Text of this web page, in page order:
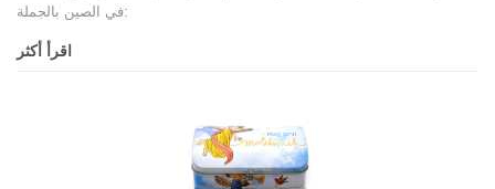
في الصين بالجملة:
اقرأ أكثر